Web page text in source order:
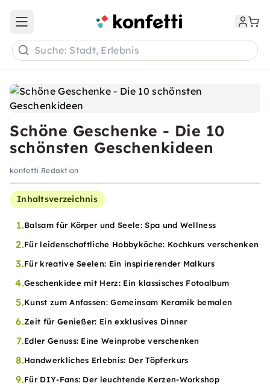
Schöne Geschenke - Die 10
schönsten Geschenkideen
konfetti Redaktion
Inhaltsverzeichnis
1.Balsam für Körper und Seele: Spa und Wellness
2.Für leidenschaftliche Hobbyköche: Kochkurs verschenken
3.Für kreative Seelen: Ein inspirierender Malkurs
4.Geschenkidee mit Herz: Ein klassisches Fotoalbum
5.Kunst zum Anfassen: Gemeinsam Keramik bemalen
6.Zeit für Genießer: Ein exklusives Dinner
7.Edler Genuss: Eine Weinprobe verschenken
8.Handwerkliches Erlebnis: Der Töpferkurs
9.Für DIY-Fans: Der leuchtende Kerzen-Workshop
Open main menu
Suche: Stadt, Erlebnis